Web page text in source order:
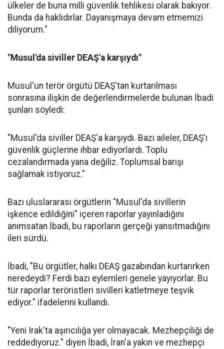
ülkeler de buna milli güvenlik tehlikesi olarak bakıyor.
Bunda da haklıdırlar. Dayanışmaya devam etmemizi
diliyorum."
"Musul'da siviller DEAŞ'a karşıydı"
Musul'un terör örgütü DEAŞ'tan kurtarılması
sonrasına ilişkin de değerlendirmelerde bulunan İbadi
şunları söyledi:
"Musul'da siviller DEAŞ'a karşıydı. Bazı aileler, DEAŞ'ı
güvenlik güçlerine ihbar ediyorlardı. Toplu
cezalandırmada yana değiliz. Toplumsal barışı
sağlamak istiyoruz."
Bazı uluslararası örgütlerin "Musul'da sivillerin
işkence edildiğini" içeren raporlar yayınladığını
anımsatan İbadi, bu raporların gerçeği yansıtmadığını
ileri sürdü.
İbadi, "Bu örgütler, halkı DEAŞ gazabından kurtarırken
neredeydi? Ferdi bazı eylemleri genele yayıyorlar. Bu
tür raporlar teröristleri sivilleri katletmeye teşvik
ediyor." ifadelerini kullandı.
"Yeni Irak'ta aşırıcılığa yer olmayacak. Mezhepçiliği de
reddediyoruz." diyen İbadi, İran'a yakın ve mezhepçi